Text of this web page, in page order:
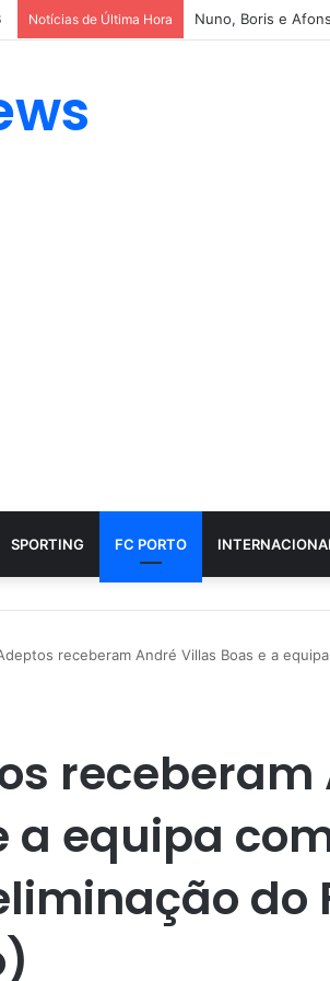
Notícias de Última Hora Nuno, Boris e
SPORTING FC PORTO
receberam André Villas Boas e a
receberam
a equipa
do